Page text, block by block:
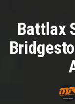
Battlax